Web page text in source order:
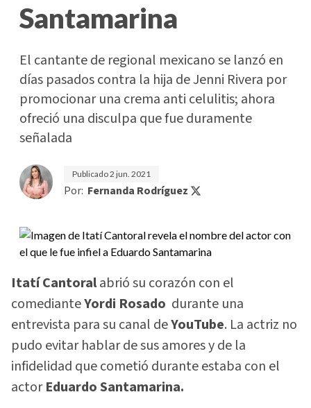
Santamarina
El cantante de regional mexicano se lanzó en
días pasados contra la hija de Jenni Rivera por
promocionar una crema anti celulitis; ahora
ofreció una disculpa que fue duramente
señalada
Publicado2 jun. 2021
Por: Fernanda Rodríguez
Itatí Cantoralabrió su corazón con el
comedianteYordi Rosado durante una
entrevista para su canal deYouTube. La actriz no
pudo evitar hablar de sus amores y de la
infidelidad que cometió durante estaba con el
actorEduardo Santamarina.